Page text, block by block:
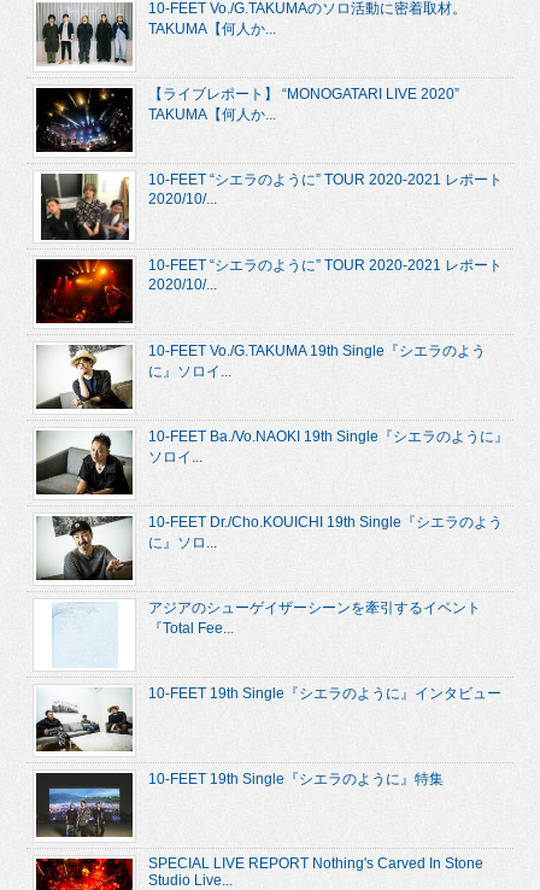
10-FEET Vo./G.TAKUMAのソロ活動に密着取材。
TAKUMA【何人か...
【ライブレポート】 “MONOGATARI LIVE 2020”
TAKUMA【何人か...
10-FEET “シエラのように” TOUR 2020-2021 レポート
2020/10/...
10-FEET “シエラのように” TOUR 2020-2021 レポート
2020/10/...
10-FEET Vo./G.TAKUMA 19th Single『シエラのよう
に』ソロイ...
10-FEET Ba./Vo.NAOKI 19th Single『シエラのように』
ソロイ...
10-FEET Dr./Cho.KOUICHI 19th Single『シエラのよう
に』ソロ...
アジアのシューゲイザーシーンを牽引するイベント
『Total Fee...
10-FEET 19th Single『シエラのように』インタビュー
10-FEET 19th Single『シエラのように』特集
SPECIAL LIVE REPORT Nothing's Carved In Stone
Studio Live...